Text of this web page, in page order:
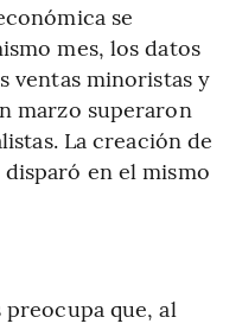
se
mes, los datos
ventas minoristas y
marzo superaron
La creación de
en el mismo
que, al